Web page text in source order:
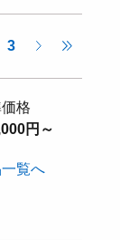
3
格
円～
覧へ